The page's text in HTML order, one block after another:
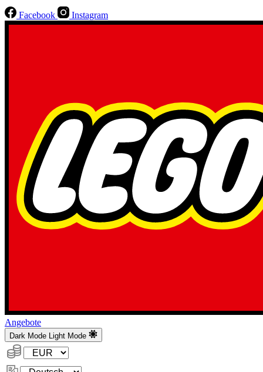
Facebook Instagram
Angebote
Dark Mode Light Mode
Währung:
Sprache